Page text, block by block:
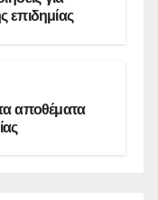
επιδημίας
αποθέματα